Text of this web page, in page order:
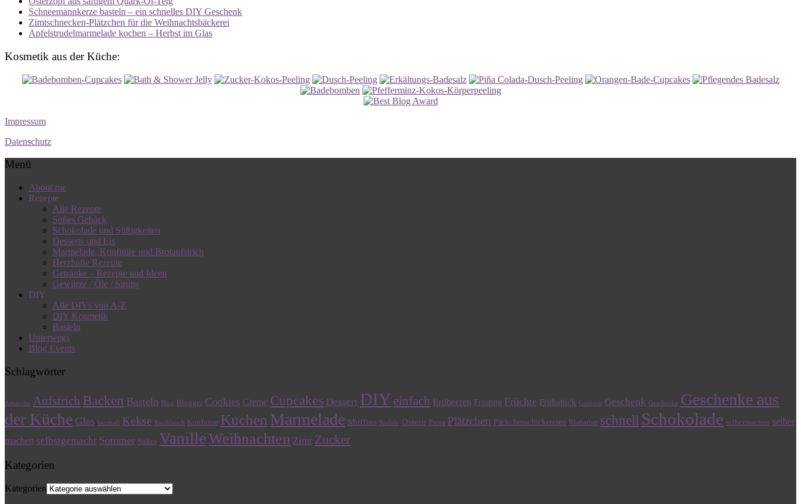
Schneemannkerze basteln – ein schnelles DIY Geschenk
Zimtschnecken-Plätzchen für die Weihnachtsbäckerei
Apfelstrudelmarmelade kochen – Herbst im Glas
Kosmetik aus der Küche:
Impressum
Datenschutz
Menü
About me
Rezepte
Alle Rezepte
Süßes Gebäck
Schokolade und Süßigkeiten
Desserts und Eis
Marmelade, Konfitüre und Brotaufstrich
Herzhafte Rezepte
Getränke – Rezepte und Ideen
Gewürze / Öle / Sirups
DIY
Alle DIYs von A-Z
DIY Kosmetik
Basteln
Unterwegs
Blog Events
Schlagwörter
Amaretto Aufstrich Backen Basteln Blog Blogger Cookies Creme Cupcakes Dessert DIY einfach Erdbeeren Frosting Früchte Frühstück Gastpost Geschenk Geschenke Geschenke aus
der Küche Glas herzhaft Kekse Knoblauch Konfitüre Kuchen Marmelade Muffins Nudeln Ostern Pasta Plätzchen Päckchenschickereien Rhabarber schnell Schokolade selbermachen selber
machen selbstgemacht Sommer Süßes VanilleWeihnachten Zimt Zucker
Kategorien
Kategorien